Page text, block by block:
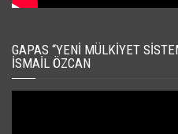
GAPAS “YENI MÜLKIYET
İSMAIL ÖZCAN